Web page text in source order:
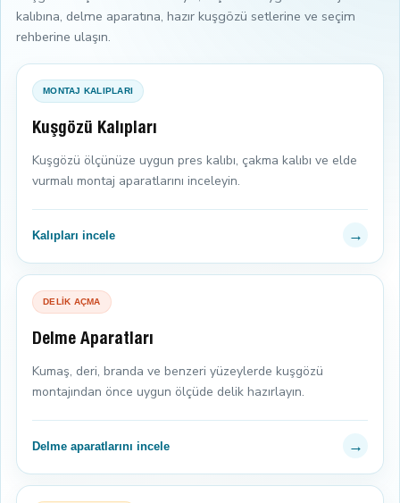
kalıbına, delme aparatına, hazır kuşgözü setlerine ve seçim
rehberine ulaşın.
MONTAJ KALIPLARI
Kuşgözü Kalıpları
Kuşgözü ölçünüze uygun pres kalıbı, çakma kalıbı ve elde
vurmalı montaj aparatlarını inceleyin.
Kalıpları incele →
DELİK AÇMA
Delme Aparatları
Kumaş, deri, branda ve benzeri yüzeylerde kuşgözü
montajından önce uygun ölçüde delik hazırlayın.
Delme aparatlarını incele →